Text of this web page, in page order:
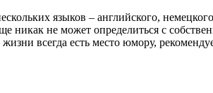
языков – английского,
никак не может определиться с
всегда есть место юмору,